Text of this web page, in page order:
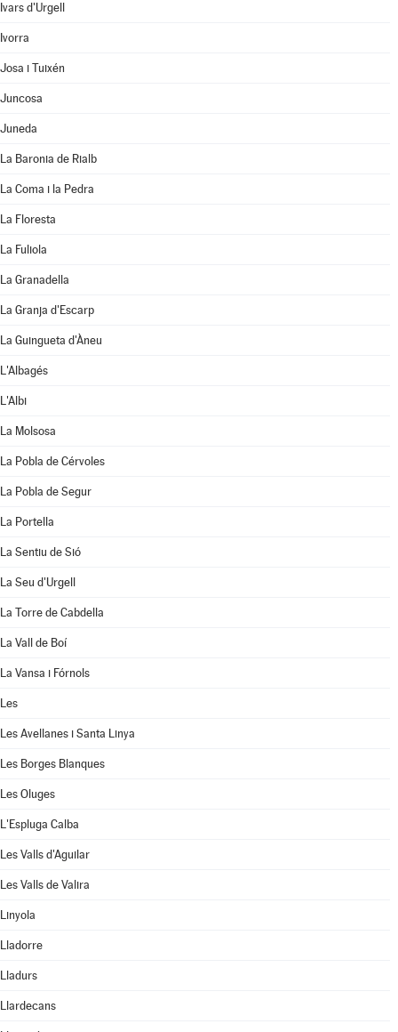
Ivars d'Urgell
Ivorra
Josa i Tuixén
Juncosa
Juneda
La Baronia de Rialb
La Coma i la Pedra
La Floresta
La Fuliola
La Granadella
La Granja d'Escarp
La Guingueta d'Àneu
L'Albagés
L'Albi
La Molsosa
La Pobla de Cérvoles
La Pobla de Segur
La Portella
La Sentiu de Sió
La Seu d'Urgell
La Torre de Cabdella
La Vall de Boí
La Vansa i Fórnols
Les
Les Avellanes i Santa Linya
Les Borges Blanques
Les Oluges
L'Espluga Calba
Les Valls d'Aguilar
Les Valls de Valira
Linyola
Lladorre
Lladurs
Llardecans